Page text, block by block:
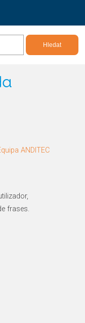
ANDITEC
frases.